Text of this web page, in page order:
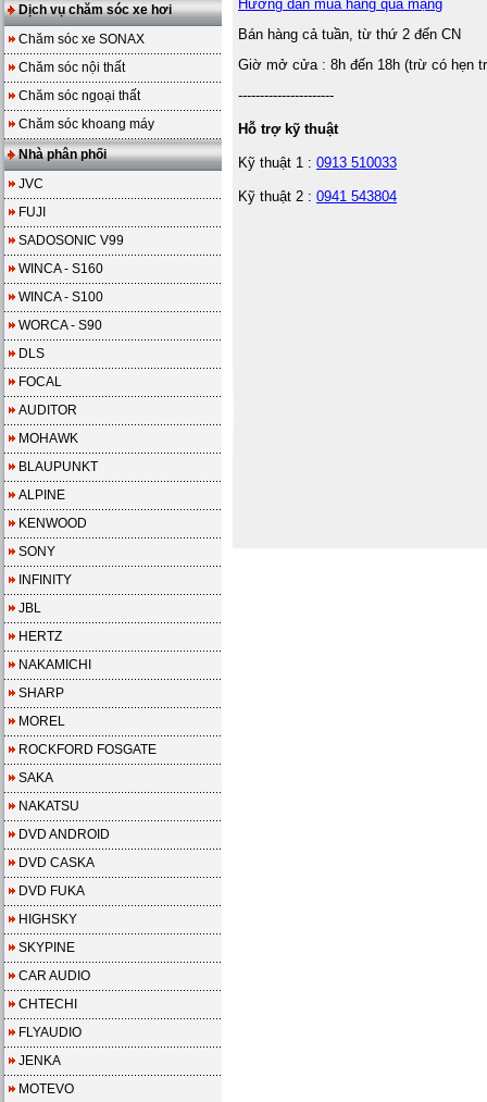
Dịch vụ chăm sóc xe hơi
Chăm sóc xe SONAX
Chăm sóc nội thất
Chăm sóc ngoại thất
Chăm sóc khoang máy
Nhà phân phối
JVC
FUJI
SADOSONIC V99
WINCA - S160
WINCA - S100
WORCA - S90
DLS
FOCAL
AUDITOR
MOHAWK
BLAUPUNKT
ALPINE
KENWOOD
SONY
INFINITY
JBL
HERTZ
NAKAMICHI
SHARP
MOREL
ROCKFORD FOSGATE
SAKA
NAKATSU
DVD ANDROID
DVD CASKA
DVD FUKA
HIGHSKY
SKYPINE
CAR AUDIO
CHTECHI
FLYAUDIO
JENKA
MOTEVO
Hướng dẫn mua hàng qua mạng
Bán hàng cả tuần, từ thứ 2 đến CN
Giờ mở cửa : 8h đến 18h (trừ có hẹn
----------------------
Hỗ trợ kỹ thuật
Kỹ thuật 1 : 0913 510033
Kỹ thuật 2 : 0941 543804